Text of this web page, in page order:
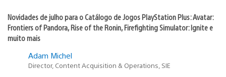
Novidades de julho para o Catálogo de Jogos PlayStation Plus: Avatar:
Frontiers of Pandora, Rise of the Ronin, Firefighting Simulator: Ignite e
muito mais
Adam Michel
Director, Content Acquisition & Operations, SIE